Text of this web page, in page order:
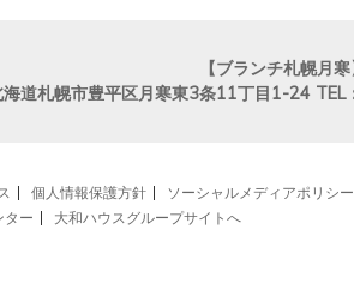
【ブランチ札幌月寒
海道札幌市豊平区月寒東3条11丁目1-24 TEL
個人情報保護方針 ソーシャルメディアポリシー
ター
大和ハウスグループサイトへ